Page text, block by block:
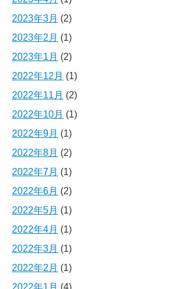
2023年3月 (2)
2023年2月 (1)
2023年1月 (2)
2022年12月 (1)
2022年11月 (2)
2022年10月 (1)
2022年9月 (1)
2022年8月 (2)
2022年7月 (1)
2022年6月 (2)
2022年5月 (1)
2022年4月 (1)
2022年3月 (1)
2022年2月 (1)